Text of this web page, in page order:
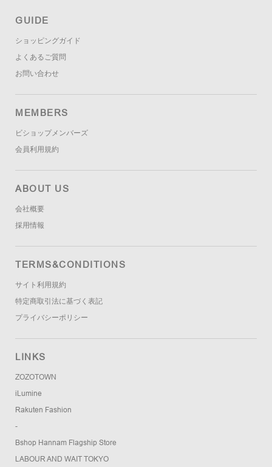
GUIDE
ショッピングガイド
よくあるご質問
お問い合わせ
MEMBERS
ビショップメンバーズ
会員利用規約
ABOUT US
会社概要
採用情報
TERMS&CONDITIONS
サイト利用規約
特定商取引法に基づく表記
プライバシーポリシー
LINKS
ZOZOTOWN
iLumine
Rakuten Fashion
-
Bshop Hannam Flagship Store
LABOUR AND WAIT TOKYO